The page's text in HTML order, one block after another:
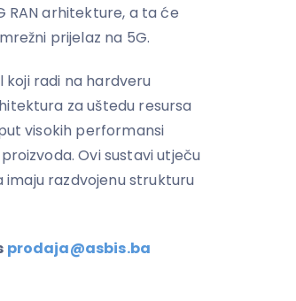
RAN arhitekture, a ta će
prijelaz na 5G.
koji radi na hardveru
za uštedu resursa
visokih performansi
Ovi sustavi utječu
imaju razdvojenu strukturu
prodaja@asbis.ba